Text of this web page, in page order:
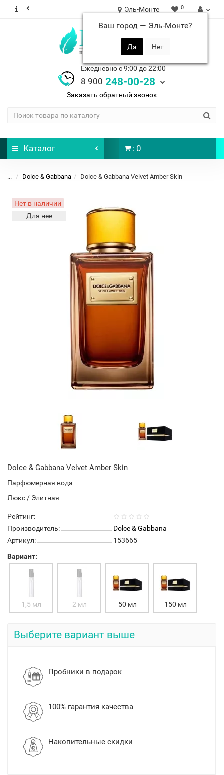
Эль-Монте
Ваш город — Эль-Монте?
0
Ежедневно с 9:00 до 22:00
8 900 248-00-28
Заказать обратный звонок
Каталог : 0
... Dolce & Gabbana Dolce & Gabbana Velvet Amber Skin
Нет в наличии
Для нее
Dolce & Gabbana Velvet Amber Skin
Парфюмерная вода
Люкс / Элитная
Рейтинг:
Производитель:
Dolce & Gabbana
Артикул:
153665
Вариант:
1,5 мл 2 мл 50 мл 150 мл
Выберите вариант выше
Пробники в подарок
100% гарантия качества
Накопительные скидки